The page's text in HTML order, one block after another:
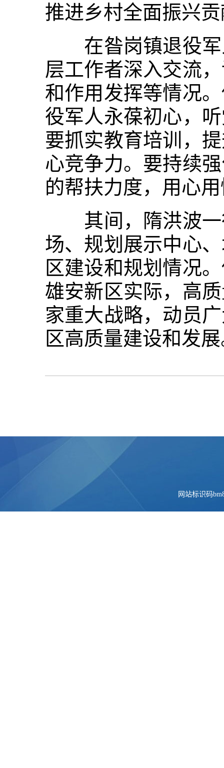
推进乡村全面振兴
在昝岗镇退役军
层工作者深入交流
和作用发挥等情况
役军人永葆初心，
要抓实教育培训，
心竞争力。要持续
的帮扶力度，用心
其间，隋洪波一
场、规划展示中心
区建设和规划情况
雄安新区实际，高
家重大战略，动员
区高质量建设和发
网站标识码